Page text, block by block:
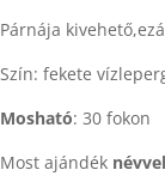
Párnája
Szín: fekete
Mosható: 30 fokon
Most ajándék névvel